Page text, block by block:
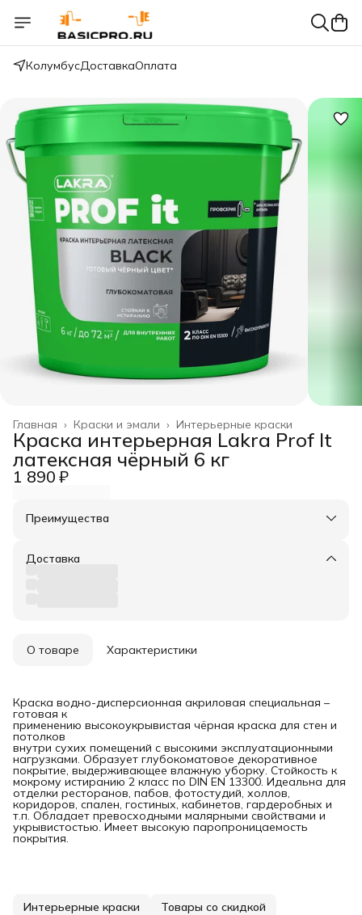
КолумбусДоставкаОплата
Интерьерные краски
Краски и эмали ›
Главная ›
Краска интерьерная Lakra Prof It
латексная чёрный 6 кг
1 890 ₽
Преимущества
Оплата частями в Сплит
Удобный возврат
Доставка
О товаре Характеристики
Краска водно-дисперсионная акриловая специальная –
готовая к
применению высокоукрывистая чёрная краска для стен и
потолков
внутри сухих помещений с высокими эксплуатационными
нагрузками. Образует глубокоматовое декоративное
покрытие, выдерживающее влажную уборку. Стойкость к
мокрому истиранию 2 класс по DIN EN 13300. Идеальна для
отделки ресторанов, пабов, фотостудий, холлов,
коридоров, спален, гостиных, кабинетов, гардеробных и
т.п. Обладает превосходными малярными свойствами и
укрывистостью. Имеет высокую паропроницаемость
покрытия.
Интерьерные краски Товары со скидкой